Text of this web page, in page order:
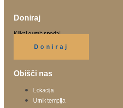
Doniraj
Klikni gumb spodaj.
Doniraj
Obišči nas
Lokacija
Urnik templja